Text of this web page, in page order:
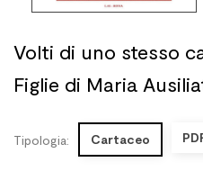
Volti di uno stesso
Figlie di Maria
Tipologia: Cartaceo